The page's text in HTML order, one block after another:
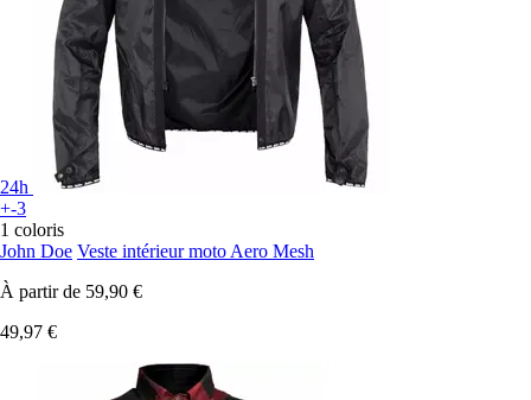
24h
+-3
1 coloris
John Doe Veste intérieur moto Aero Mesh
À partir de 59,90 €
49,97 €